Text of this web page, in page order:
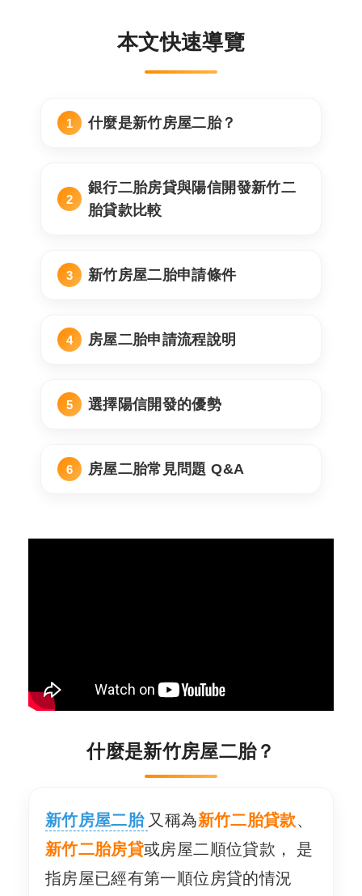
本文快速導覽
什麼是新竹房屋二胎？
銀行二胎房貸與陽信開發新竹二
胎貸款比較
新竹房屋二胎申請條件
房屋二胎申請流程說明
選擇陽信開發的優勢
房屋二胎常見問題 Q&A
什麼是新竹房屋二胎？
新竹房屋二胎 又稱為新竹二胎貸款、
新竹二胎房貸或房屋二順位貸款， 是
指房屋已經有第一順位房貸的情況